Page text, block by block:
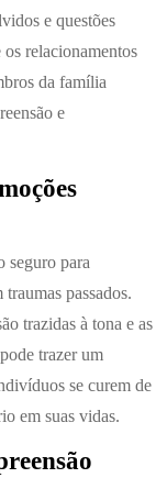
e questões
relacionamentos
da família
e
seguro para
passados.
trazidas à tona e as
trazer um
se curem de
em suas vidas.